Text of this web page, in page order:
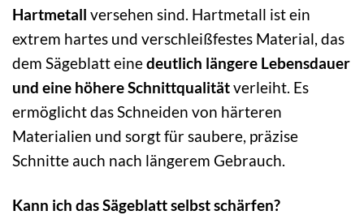
Hartmetall versehen sind. Hartmetall ist ein
extrem hartes und verschleißfestes Material, das
dem Sägeblatt einedeutlich längere Lebensdauer
und eine höhere Schnittqualitätverleiht. Es
ermöglicht das Schneiden von härteren
Materialien und sorgt für saubere, präzise
Schnitte auch nach längerem Gebrauch.
Kann ich das Sägeblatt selbst schärfen?